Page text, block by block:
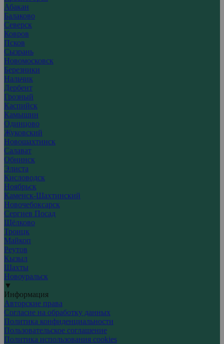
Абакан
Балаково
Северск
Ковров
Псков
Сызрань
Новомосковск
Березники
Нальчик
Дербент
Грозный
Каспийск
Камышин
Одинцово
Жуковский
Новошахтинск
Салават
Обнинск
Элиста
Кисловодск
Ноябрьск
Каменск-Шахтинский
Новочебоксарск
Сергиев Посад
Щёлково
Троицк
Майкоп
Реутов
Кызыл
Шахты
Новоуральск
▼
Информация
Авторские права
Согласие на обработку данных
Политика конфиденциальности
Пользовательское соглашение
Политика использования cookies